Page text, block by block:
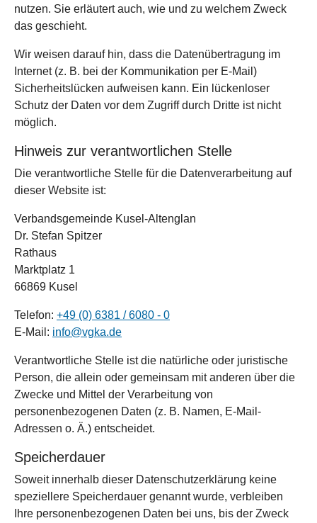
nutzen. Sie erläutert auch, wie und zu welchem Zweck
das geschieht.
Wir weisen darauf hin, dass die Datenübertragung im
Internet (z. B. bei der Kommunikation per E-Mail)
Sicherheitslücken aufweisen kann. Ein lückenloser
Schutz der Daten vor dem Zugriff durch Dritte ist nicht
möglich.
Hinweis zur verantwortlichen Stelle
Die verantwortliche Stelle für die Datenverarbeitung auf
dieser Website ist:
Verbandsgemeinde Kusel-Altenglan
Dr. Stefan Spitzer
Rathaus
Marktplatz 1
66869 Kusel
Telefon: +49 (0) 6381 / 6080 - 0
E-Mail: info@vgka.de
Verantwortliche Stelle ist die natürliche oder juristische
Person, die allein oder gemeinsam mit anderen über die
Zwecke und Mittel der Verarbeitung von
personenbezogenen Daten (z. B. Namen, E-Mail-
Adressen o. Ä.) entscheidet.
Speicherdauer
Soweit innerhalb dieser Datenschutzerklärung keine
speziellere Speicherdauer genannt wurde, verbleiben
Ihre personenbezogenen Daten bei uns, bis der Zweck